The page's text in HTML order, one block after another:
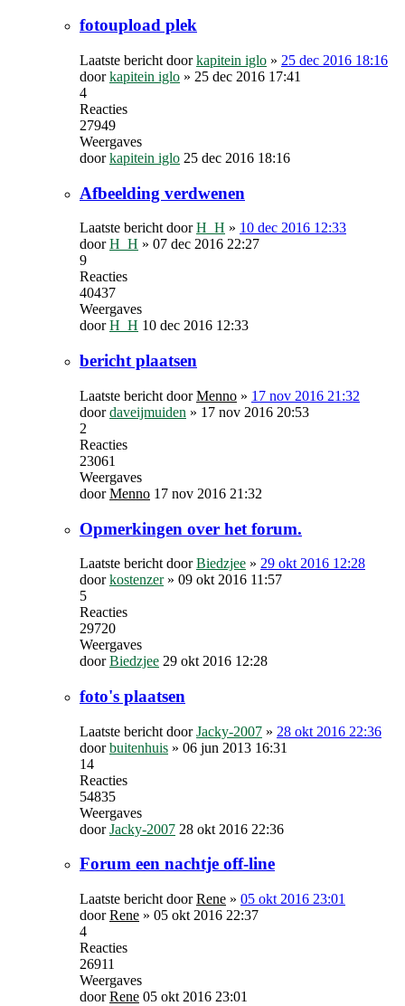
fotoupload plek
Laatste bericht doorkapitein iglo » 25 dec 2016 18:16
doorkapitein iglo » 25 dec 2016 17:41
4
Reacties
27949
Weergaves
doorkapitein iglo 25 dec 2016 18:16
Afbeelding verdwenen
Laatste bericht doorH_H » 10 dec 2016 12:33
doorH_H » 07 dec 2016 22:27
9
Reacties
40437
Weergaves
doorH_H 10 dec 2016 12:33
bericht plaatsen
Laatste bericht doorMenno » 17 nov 2016 21:32
doordaveijmuiden » 17 nov 2016 20:53
2
Reacties
23061
Weergaves
doorMenno 17 nov 2016 21:32
Opmerkingen over het forum.
Laatste bericht doorBiedzjee » 29 okt 2016 12:28
doorkostenzer» 09 okt 2016 11:57
5
Reacties
29720
Weergaves
doorBiedzjee 29 okt 2016 12:28
foto's plaatsen
Laatste bericht doorJacky-2007 » 28 okt 2016 22:36
doorbuitenhuis » 06 jun 2013 16:31
14
Reacties
54835
Weergaves
doorJacky-2007 28 okt 2016 22:36
Forum een nachtje off-line
Laatste bericht doorRene » 05 okt 2016 23:01
doorRene » 05 okt 2016 22:37
4
Reacties
26911
Weergaves
doorRene 05 okt 2016 23:01